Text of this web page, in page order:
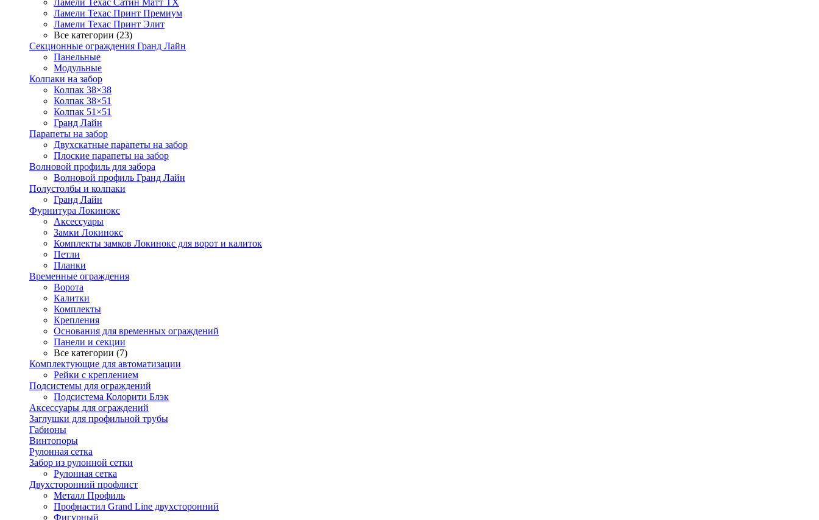
Ламели Техас Сатин Матт ТХ
Ламели Техас Принт Премиум
Ламели Техас Принт Элит
Все категории (23)
Секционные ограждения Гранд Лайн
Панельные
Модульные
Колпаки на забор
Колпак 38×38
Колпак 38×51
Колпак 51×51
Гранд Лайн
Парапеты на забор
Двухскатные парапеты на забор
Плоские парапеты на забор
Волновой профиль для забора
Волновой профиль Гранд Лайн
Полустолбы и колпаки
Гранд Лайн
Фурнитура Локинокс
Аксессуары
Замки Локинокс
Комплекты замков Локинокс для ворот и калиток
Петли
Планки
Временные ограждения
Ворота
Калитки
Комплекты
Крепления
Основания для временных ограждений
Панели и секции
Все категории (7)
Комплектующие для автоматизации
Рейки с креплением
Подсистемы для ограждений
Подсистема Колорити Блэк
Аксессуары для ограждений
Заглушки для профильной трубы
Габионы
Винтопоры
Рулонная сетка
Забор из рулонной сетки
Рулонная сетка
Двухсторонний профлист
Металл Профиль
Профнастил Grand Line двухсторонний
Фигурный